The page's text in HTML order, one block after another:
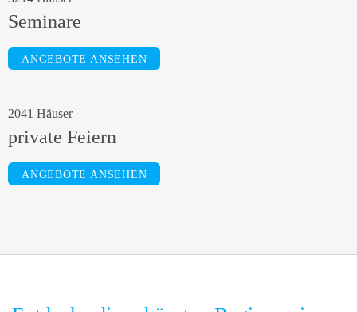
Seminare
ANGEBOTE ANSEHEN
2041 Häuser
private Feiern
ANGEBOTE ANSEHEN